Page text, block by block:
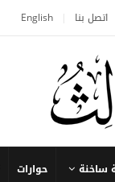
اتصل بنا English
ساخنة حوارات